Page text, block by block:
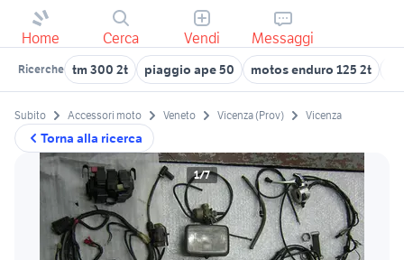
Home Cerca Vendi Messaggi
Ricerche tm 300 2t piaggio ape 50 motos enduro 125 2t
Torna alla ricerca
Subito Accessori moto Veneto Vicenza (Prov) Vicenza
1/7